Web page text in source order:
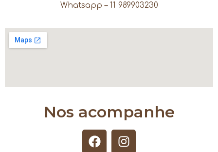
Whatsapp – 11 989903230
Nos acompanhe